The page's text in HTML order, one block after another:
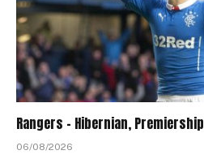
Rangers – Hibernian, Premiership
06/08/2026